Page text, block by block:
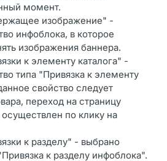
момент.
изображение" -
инфоблока, в которое
изображения баннера.
к элементу каталога" -
типа "Привязка к элементу
свойство следует
переход на страницу
осуществлен по клику на
к разделу" - выбрано
к разделу инфоблока".